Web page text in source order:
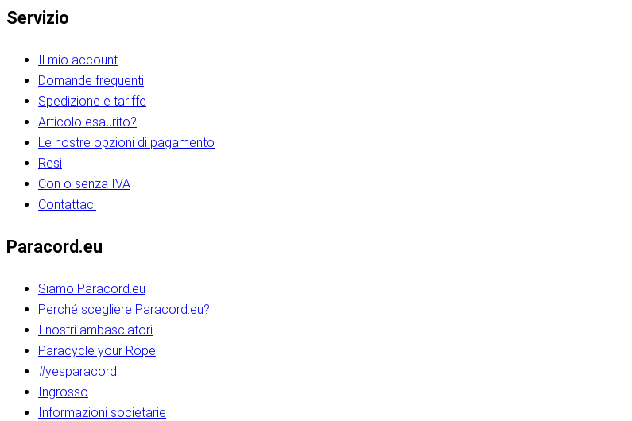
Servizio
Il mio account
Domande frequenti
Spedizione e tariffe
Articolo esaurito?
Le nostre opzioni di pagamento
Resi
Con o senza IVA
Contattaci
Paracord.eu
Siamo Paracord.eu
Perché scegliere Paracord.eu?
I nostri ambasciatori
Paracycle your Rope
#yesparacord
Ingrosso
Informazioni societarie​​​​‌ ‍ ​‍​‍‌‍ ‌ ​‍‌‍‍‌‌‍‌ ‌‍‍‌‌‍ ‍​‍​‍​ ‍‍​‍​‍‌ ​ ‌‍​‌‌‍ ‍‌‍‍‌‌ ‌​‌ ‍‌​‍ ‍‌‍‍‌‌‍ ​‍​‍​‍ ​​‍​‍‌‍‍​‌ ​‍‌‍‌‌‌‍‌‍​‍​‍​ ‍‍​‍​‍‌‍‍​‌ ‌​‌ ‌​‌ ​​‌ ​ ​ ‍‍​‍ ​‍ ‌ ​​‌‍​‌‌ ​‍‌‍​‌‌‍​ ‌‍ ‌ ​‍‌‍‌​​‍ ‍‌ ​ ‌‍​‌‌‍ ‍‌‍‍‌‌ ‌​‌ ‍‌​‍ ‍‌ ​ ‌ ‌​‌ ‌‌‌‍‌​‌‍‍‌‌‍ ​‍ ‌‍‍‌‌‍ ‍‌ ‌​‌‍‌‌‌‍ ‍‌ ‌​​‍ ‌‍‌‌‌‍‌​‌‍‍‌‌ ‌​​‍ ‌‍ ‌‌‍ ‌‍‌​‌‍‌‌​ ‌‌ ​​‌ ​‍‌‍‌‌‌ ​ ‌‍‌‌‌‍ ‍‌ ‌​‌‍​‌‌ ‌​‌‍‍‌‌‍ ‌‍ ‍​ ‍ ‌‍‍‌‌‍‌​​ ‌‌‍‌‍‌‍ ‌‍ ‌ ‌​‌‍‌‌‌ ​‍​‍ ‌‌‍​‍‌ ​‍‌‍​‌‌‍ ‍‌‍‌​​‍ ‌‌‍‍‌‌‍ ‌‌ ​​‌ ​‍‌‍‍‌‌‍ ‍‌ ‌​​ ‍ ‌ ‌​‌ ‍‌‌ ​​‌‍‌‌​ ‌‌ ‌​‌ ​‍‌‍​‌‌‍ ‍‌ ​ ‌‍ ​‌‍​‌‌ ‌​‌‍‌‌‌‍‌​​‍ ‌‌‍ ‌‌‍‌‌‌ ​ ‌ ​ ‌‍​‌‌‍‌ ‌‍‌‌​ ‍ ‌ ​​‌‍​‌‌ ‌​‌‍‍​​ ‌‌ ‌‍‌‍​‌‌‍ ​‌ ‌‌‌‍‌‌​‍ ‍‌‍‍‌‌ ‌​‌‌ ‌​‍‌‌‌‌​​ ‌‍​‍‌‍​‌‌ ​ ‌‍‌‌‌‌‌‌‌ ​‍‌‍ ​​ ‌‌‍‍​‌ ‌​‌ ‌​‌ ​​‌ ​ ​‍‌‌​ ​ ‌​​‌​‍‌‌​ ​‍‌​‌‍​‍‌‌​ ​‍‌​‌‍‌ ​​‌‍​‌‌ ​‍‌‍​‌‌‍​ ‌‍ ‌ ​‍‌‍‌​​‍ ‍‌ ​ ‌‍​‌‌‍ ‍‌‍‍‌‌ ‌​‌ ‍‌​‍ ‍‌ ​ ‌ ‌​‌ ‌‌‌‍‌​‌‍‍‌‌‍ ​‍‌‍‌‍‍‌‌‍‌​​ ‌‌‍‌‍‌‍ ‌‍ ‌ ‌​‌‍‌‌‌ ​‍​‍ ‌‌‍​‍‌ ​‍‌‍​‌‌‍ ‍‌‍‌​​‍ ‌‌‍‍‌‌‍ ‌‌ ​​‌ ​‍‌‍‍‌‌‍ ‍‌ ‌​​‍‌‍‌ ‌​‌ ‍‌‌ ​​‌‍‌‌​ ‌‌ ‌​‌ ​‍‌‍​‌‌‍ ‍‌ ​ ‌‍ ​‌‍​‌‌ ‌​‌‍‌‌‌‍‌​​‍ ‌‌‍ ‌‌‍‌‌‌ ​ ‌ ​ ‌‍​‌‌‍‌ ‌‍‌‌​‍‌‍‌ ​​‌‍​‌‌ ‌​‌‍‍​​ ‌‌ ‌‍‌‍​‌‌‍ ​‌ ‌‌‌‍‌‌​‍ ‍‌‍‍‌‌ ‌​‌‌ ‌​‍‌‌‌‌​​‍‌‍‌ ​​‌‍‌‌‌ ​‍‌ ​ ‌ ​​‌‍‌‌‌‍​ ‌ ‌​‌‍‍‌‌ ‌‍‌‍‌‌​ ‌‌ ​​‌ ‌‌‌‍​‍‌‍ ​‌‍‍‌‌ ​ ‌‍‍​‌‍‌‌‌‍‌​​‍​‍‌ ‌​​​​‌ ‍ ​‍​‍‌‍ ‌ ​‍‌‍‍‌‌‍‌ ‌‍‍‌‌‍ ‍​‍​‍​ ‍‍​‍​‍‌ ​ ‌‍​‌‌‍ ‍‌‍‍‌‌ ‌​‌ ‍‌​‍ ‍‌‍‍‌‌‍ ​‍​‍​‍ ​​‍​‍‌‍‍​‌ ​‍‌‍‌‌‌‍‌‍​‍​‍​ ‍‍​‍​‍‌‍‍​‌ ‌​‌ ‌​‌ ​​‌ ​ ​ ‍‍​‍ ​‍ ‌ ​​‌‍​‌‌ ​‍‌‍​‌‌‍​ ‌‍ ‌ ​‍‌‍‌​​‍ ‍‌ ​ ‌‍​‌‌‍ ‍‌‍‍‌‌ ‌​‌ ‍‌​‍ ‍‌ ​ ‌ ‌​‌ ‌‌‌‍‌​‌‍‍‌‌‍ ​‍ ‌‍‍‌‌‍ ‍‌ ‌​‌‍‌‌‌‍ ‍‌ ‌​​‍ ‌‍‌‌‌‍‌​‌‍‍‌‌ ‌​​‍ ‌‍ ‌‌‍ ‌‍‌​‌‍‌‌​ ‌‌ ​​‌ ​‍‌‍‌‌‌ ​ ‌‍‌‌‌‍ ‍‌ ‌​‌‍​‌‌ ‌​‌‍‍‌‌‍ ‌‍ ‍​ ‍ ‌‍‍‌‌‍‌​​ ‌‌‍‌‍‌‍ ‌‍ ‌ ‌​‌‍‌‌‌ ​‍​‍ ‌‌‍​‍‌ ​‍‌‍​‌‌‍ ‍‌‍‌​​‍ ‌‌‍‍‌‌‍ ‌‌ ​​‌ ​‍‌‍‍‌‌‍ ‍‌ ‌​​ ‍ ‌ ‌​‌ ‍‌‌ ​​‌‍‌‌​ ‌‌ ‌​‌ ​‍‌‍​‌‌‍ ‍‌ ​ ‌‍ ​‌‍​‌‌ ‌​‌‍‌‌‌‍‌​​‍ ‌‌‍ ‌‌‍‌‌‌ ​ ‌ ​ ‌‍​‌‌‍‌ ‌‍‌‌​ ‍ ‌ ​​‌‍​‌‌ ‌​‌‍‍​​ ‌‌ ‌‍‌‍​‌‌‍ ​‌ ‌‌‌‍‌‌​‍ ‍‌‍‍‌‌ ‌​‌‌ ‌​‍‌‌‌‌​​ ‌‍​‍‌‍​‌‌ ​ ‌‍‌‌‌‌‌‌‌ ​‍‌‍ ​​ ‌‌‍‍​‌ ‌​‌ ‌​‌ ​​‌ ​ ​‍‌‌​ ​ ‌​​‌​‍‌‌​ ​‍‌​‌‍​‍‌‌​ ​‍‌​‌‍‌ ​​‌‍​‌‌ ​‍‌‍​‌‌‍​ ‌‍ ‌ ​‍‌‍‌​​‍ ‍‌ ​ ‌‍​‌‌‍ ‍‌‍‍‌‌ ‌​‌ ‍‌​‍ ‍‌ ​ ‌ ‌​‌ ‌‌‌‍‌​‌‍‍‌‌‍ ​‍‌‍‌‍‍‌‌‍‌​​ ‌‌‍‌‍‌‍ ‌‍ ‌ ‌​‌‍‌‌‌ ​‍​‍ ‌‌‍​‍‌ ​‍‌‍​‌‌‍ ‍‌‍‌​​‍ ‌‌‍‍‌‌‍ ‌‌ ​​‌ ​‍‌‍‍‌‌‍ ‍‌ ‌​​‍‌‍‌ ‌​‌ ‍‌‌ ​​‌‍‌‌​ ‌‌ ‌​‌ ​‍‌‍​‌‌‍ ‍‌ ​ ‌‍ ​‌‍​‌‌ ‌​‌‍‌‌‌‍‌​​‍ ‌‌‍ ‌‌‍‌‌‌ ​ ‌ ​ ‌‍​‌‌‍‌ ‌‍‌‌​‍‌‍‌ ​​‌‍​‌‌ ‌​‌‍‍​​ ‌‌ ‌‍‌‍​‌‌‍ ​‌ ‌‌‌‍‌‌​‍ ‍‌‍‍‌‌ ‌​‌‌ ‌​‍‌‌‌‌​​‍‌‍‌ ​​‌‍‌‌‌ ​‍‌ ​ ‌ ​​‌‍‌‌‌‍​ ‌ ‌​‌‍‍‌‌ ‌‍‌‍‌‌​ ‌‌ ​​‌ ‌‌‌‍​‍‌‍ ​‌‍‍‌‌ ​ ‌‍‍​‌‍‌‌‌‍‌​​‍​‍‌ ‌